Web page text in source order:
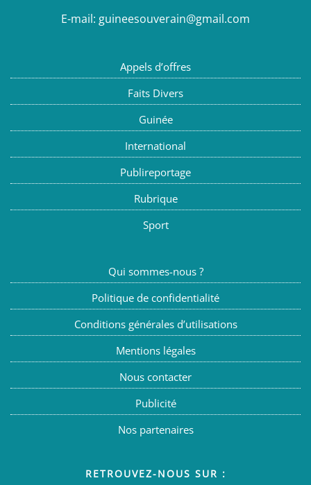
E-mail: guineesouverain@gmail.com
Appels d’offres
Faits Divers
Guinée
International
Publireportage
Rubrique
Sport
Qui sommes-nous ?
Politique de confidentialité
Conditions générales d’utilisations
Mentions légales
Nous contacter
Publicité
Nos partenaires
RETROUVEZ-NOUS SUR :